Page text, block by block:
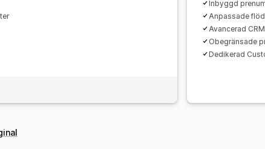
Inbyggd
Anpassade
Avancerad
Obegränsade
Dedikerad